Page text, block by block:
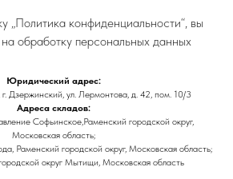
„Политика конфиденциальности“, вы
обработку персональных данных
Юридический адрес:
Дзержинский, ул. Лермонтова, д. 42, пом. 10/3
Адреса складов:
Софьинское,Раменский городской округ,
Московская область;
Раменский городской округ, Московская область;
округ Мытищи, Московская область